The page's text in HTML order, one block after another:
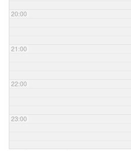
20:00
21:00
22:00
23:00